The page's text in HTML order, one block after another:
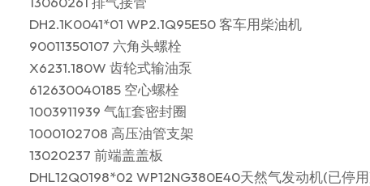
DH2.1K0041*01 WP2.1Q95E50 客车用柴油机
90011350107 六角头螺栓
X6231.180W 齿轮式输油泵
612630040185 空心螺栓
1003911939 气缸套密封圈
1000102708 高压油管支架
13020237 前端盖盖板
DHL12Q0198*02 WP12NG380E40天然气发动机(已停